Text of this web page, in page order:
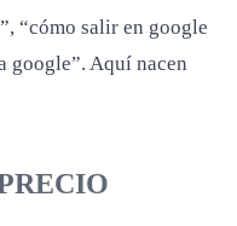
“cómo salir en google
google”. Aquí nacen